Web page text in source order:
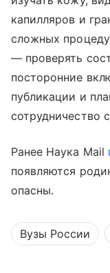
капилляров и
сложных
— проверять
посторонние
публикации и
сотрудничество
Ранее Наука Mail
появляются
опасны.
Вузы России